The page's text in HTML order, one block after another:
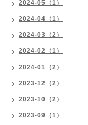
2024-05（1）
2024-04（1）
2024-03（2）
2024-02（1）
2024-01（2）
2023-12（2）
2023-10（2）
2023-09（1）